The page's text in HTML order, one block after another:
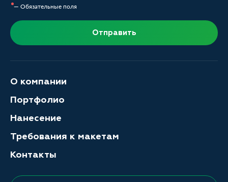
— Обязательные поля
Отправить
О компании
Портфолио
Нанесение
Требования к макетам
Контакты